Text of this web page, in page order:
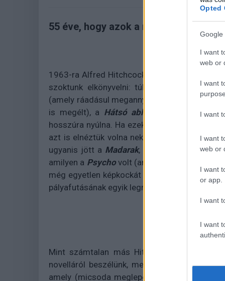
Opted
Google
I want
web or
I want
I want
I want
web or
I want
or app.
I want
I want
55 éve, hogy azok a nyamvadt
1963-ra Alfred Hitchcock már túl volt azokon
szoktunk elkönyvelni: túl volt az
Észak-
(amely ráadásul megannyi folytatást és még
is megélt), a Hátsó ablak Szédülés
hosszúra nyúlna. Ha ezek után már egyetlen
azt is elnéztük volna neki, de több
ugyanis jött a Madarak, amely film, bár nem
amilyen a Psycho volt (aminek főtémája azon
még egyetlen képkockát sem látott), nem
pályafutásának egyik legragyogóbb alkotása
Mint számtalan más Hitchcock-mű, úgy ez
novelláról beszélünk, melyet
A Manderlay-
amely (micsoda meglepetés!) röviden-